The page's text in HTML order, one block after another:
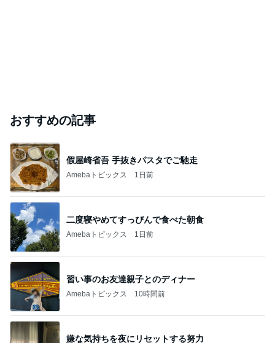
おすすめの記事
假屋崎省吾 手抜きパスタでご馳走
Amebaトピックス 1日前
二度寝やめてすっぴんで食べた朝食
Amebaトピックス 1日前
習い事のお友達親子とのディナー
Amebaトピックス 10時間前
嫌な気持ちを夜にリセットする努力